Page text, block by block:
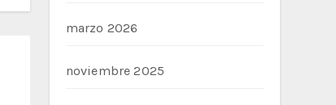
marzo 2026
noviembre 2025